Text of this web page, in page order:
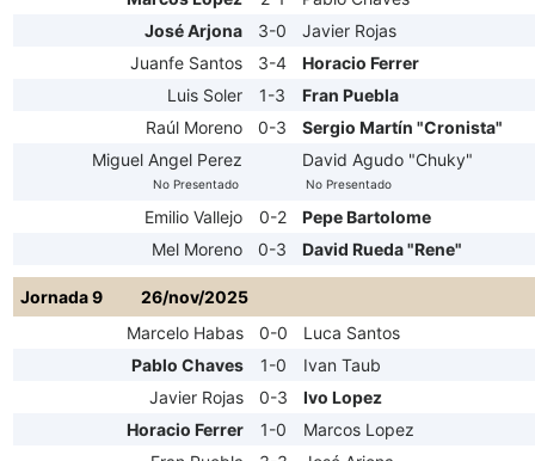
José Arjona
3-0
Javier Rojas
Juanfe Santos
3-4
Horacio Ferrer
Luis Soler
1-3
Fran Puebla
Raúl Moreno
0-3
Sergio Martín "Cronista"
Miguel Angel Perez
No Presentado
David Agudo "Chuky"
No Presentado
Emilio Vallejo 0-2
Pepe Bartolome
Mel Moreno
0-3 David Rueda "Rene"
Jornada 9
26/nov/2025
Marcelo Habas
0-0
Luca Santos
Pablo Chaves
1-0
Ivan Taub
Javier Rojas
0-3
Ivo Lopez
Horacio Ferrer
1-0
Marcos Lopez